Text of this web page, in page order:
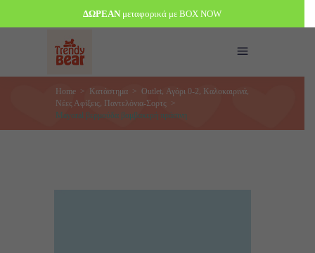
Home> Κατάστημα> Outlet, Αγόρι 0-2 Καλοκαιρινά,
Νέες Αφίξεις
Παντελόνια-Σορτς >
Mayoral βερμούδα βαμβακερή πράσινη
ΔΩΡΕΑΝ μεταφορικά με BOX NOW